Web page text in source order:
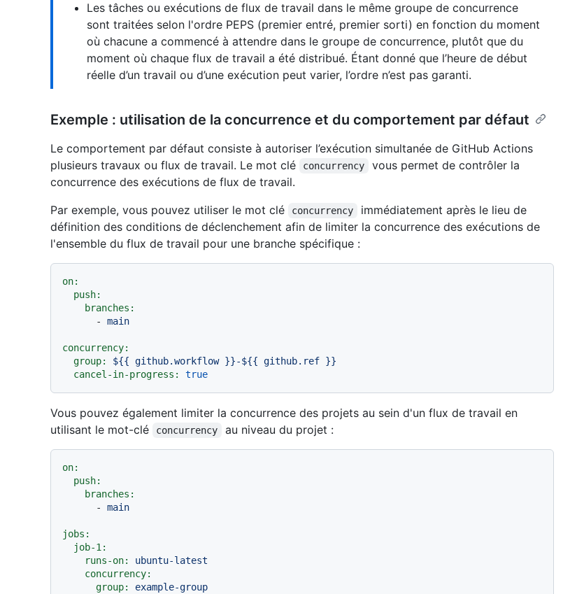
Les tâches ou exécutions de flux de travail dans le même groupe de concurrence
sont traitées selon l'ordre PEPS (premier entré, premier sorti) en fonction du moment
où chacune a commencé à attendre dans le groupe de concurrence, plutôt que du
moment où chaque flux de travail a été distribué. Étant donné que l’heure de début
réelle d’un travail ou d’une exécution peut varier, l’ordre n’est pas garanti.
Exemple : utilisation de la concurrence et du comportement par défaut
Le comportement par défaut consiste à autoriser l’exécution simultanée de GitHub Actions
plusieurs travaux ou flux de travail. Le mot clé
concurrency
vous permet de contrôler la
concurrence des exécutions de flux de travail.
Par exemple, vous pouvez utiliser le mot clé
concurrency
immédiatement après le lieu de
définition des conditions de déclenchement afin de limiter la concurrence des exécutions de
l'ensemble du flux de travail pour une branche spécifique :
on:
push:
branches:
-
main
concurrency:
group:
${{ github.workflow }}-${{ github.ref }}
cancel-in-progress:
true
Vous pouvez également limiter la concurrence des projets au sein d'un flux de travail en
utilisant le mot-clé
concurrency au niveau du projet :
on:
push:
branches:
-
main
jobs:
job-1:
runs-on:
ubuntu-latest
concurrency:
group:
example-group